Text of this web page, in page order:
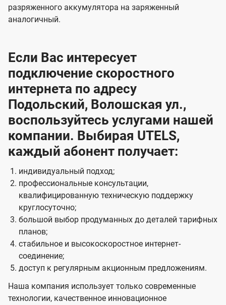
разряженного аккумулятора на заряженный
аналогичный.
Если Вас интересует
подключение скоростного
интернета по адресу
Подольский, Волошская ул.,
воспользуйтесь услугами нашей
компании. Выбирая UTELS,
каждый абонент получает:
индивидуальный подход;
профессиональные консультации,
квалифицированную техническую поддержку
круглосуточно;
большой выбор продуманных до деталей тарифных
планов;
стабильное и высокоскоростное интернет-
соединение;
доступ к регулярным акционным предложениям.
Наша компания использует только современные
технологии, качественное инновационное